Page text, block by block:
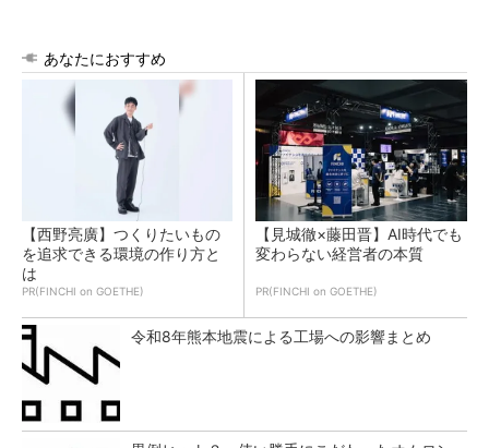
あなたにおすすめ
【西野亮廣】つくりたいもの
を追求できる環境の作り方と
は
PR(FINCHI on GOETHE)
【見城徹×藤田晋】AI時代でも
変わらない経営者の本質
PR(FINCHI on GOETHE)
令和8年熊本地震による工場への影響まとめ